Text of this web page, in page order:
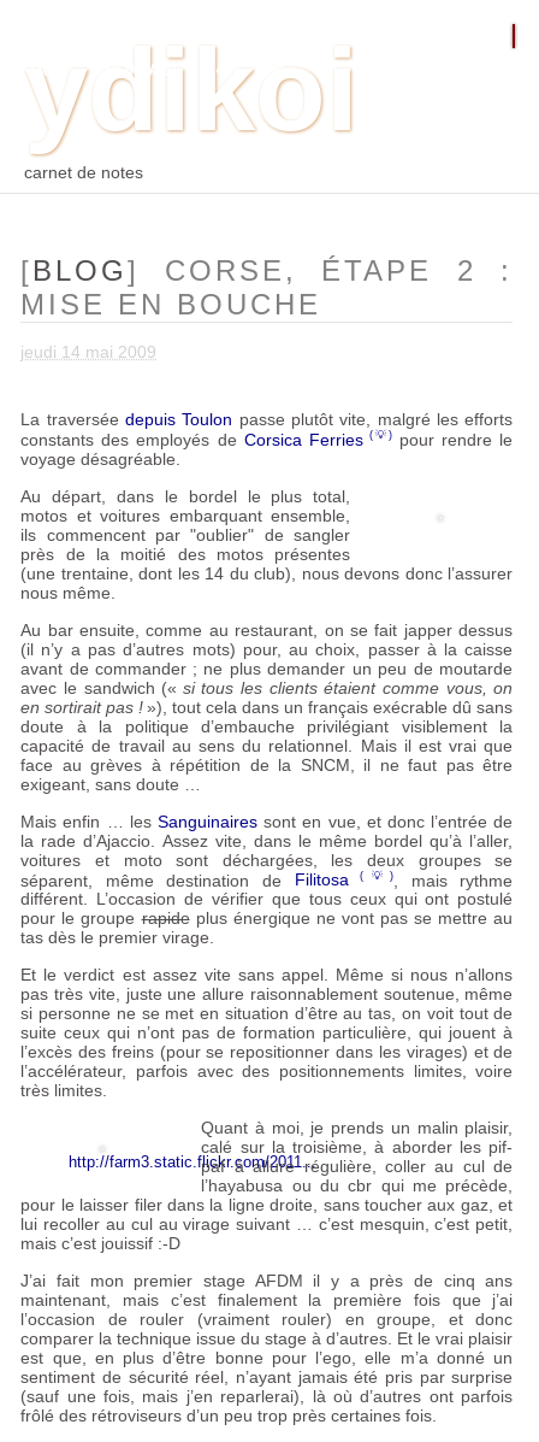
TAGS
CONTACT ⛵︎
ydikoi
carnet de notes
[BLOG] CORSE, ÉTAPE 2 :
MISE EN BOUCHE
jeudi 14 mai 2009
La traversée depuis Toulon passe plutôt vite, malgré les efforts
constants des employés de Corsica Ferries
pour rendre le
voyage désagréable.
Au départ, dans le bordel le plus total,
motos et voitures embarquant ensemble,
ils commencent par "oublier" de sangler
près de la moitié des motos présentes
(une trentaine, dont les 14 du club), nous devons donc l’assurer
nous même.
Au bar ensuite, comme au restaurant, on se fait japper dessus
(il n’y a pas d’autres mots) pour, au choix, passer à la caisse
avant de commander ; ne plus demander un peu de moutarde
avec le sandwich (« si tous les clients étaient comme vous, on
en sortirait pas ! »), tout cela dans un français exécrable dû sans
doute à la politique d’embauche privilégiant visiblement la
capacité de travail au sens du relationnel. Mais il est vrai que
face au grèves à répétition de la SNCM , il ne faut pas être
exigeant, sans doute …
Mais enfin … les Sanguinaires sont en vue, et donc l’entrée de
la rade d’Ajaccio. Assez vite, dans le même bordel qu’à l’aller,
voitures et moto sont déchargées, les deux groupes se
séparent, même destination de Filitosa
, mais rythme
différent. L’occasion de vérifier que tous ceux qui ont postulé
pour le grouperapideplus énergique ne vont pas se mettre au
tas dès le premier virage.
Et le verdict est assez vite sans appel. Même si nous n’allons
pas très vite, juste une allure raisonnablement soutenue, même
si personne ne se met en situation d’être au tas, on voit tout de
suite ceux qui n’ont pas de formation particulière, qui jouent à
l’excès des freins (pour se repositionner dans les virages) et de
l’accélérateur, parfois avec des positionnements limites, voire
très limites.
http://farm3.static.flickr.com/2011...
Quant à moi, je prends un malin plaisir,
calé sur la troisième, à aborder les pif-
paf à allure régulière, coller au cul de
l’hayabusa ou du cbr qui me précède,
pour le laisser filer dans la ligne droite, sans toucher aux gaz, et
lui recoller au cul au virage suivant … c’est mesquin, c’est petit,
mais c’est jouissif :-D
J’ai fait mon premier stage AFDM il y a près de cinq ans
maintenant, mais c’est finalement la première fois que j’ai
l’occasion de rouler (vraiment rouler) en groupe, et donc
comparer la technique issue du stage à d’autres. Et le vrai plaisir
est que, en plus d’être bonne pour l’ego, elle m’a donné un
sentiment de sécurité réel, n’ayant jamais été pris par surprise
(sauf une fois, mais j’en reparlerai), là où d’autres ont parfois
frôlé des rétroviseurs d’un peu trop près certaines fois.